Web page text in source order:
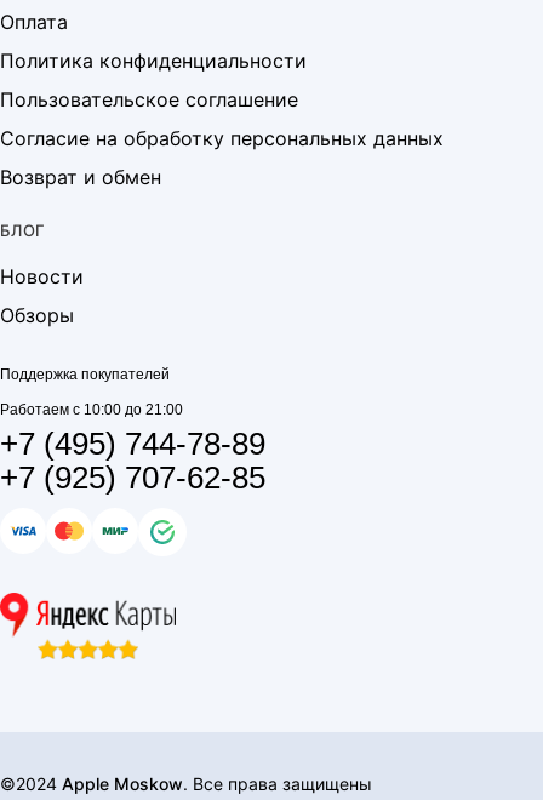
Оплата
Политика конфиденциальности
Пользовательское соглашение
Согласие на обработку персональных данных
Возврат и обмен
БЛОГ
Новости
Обзоры
Поддержка покупателей
Работаем с 10:00 до 21:00
+7 (495) 744-78-89
+7 (925) 707-62-85
©2024 Apple Moskow. Все права защищены